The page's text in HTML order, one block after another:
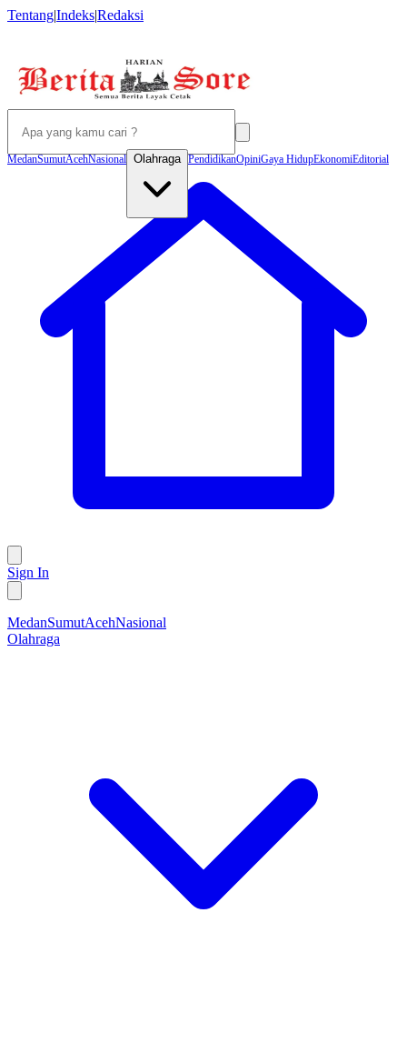
Tentang|Indeks|Redaksi
MedanSumutAcehNasional Olahraga PendidikanOpiniGaya HidupEkonomiEditorial
Sign In
MedanSumutAcehNasional
Olahraga